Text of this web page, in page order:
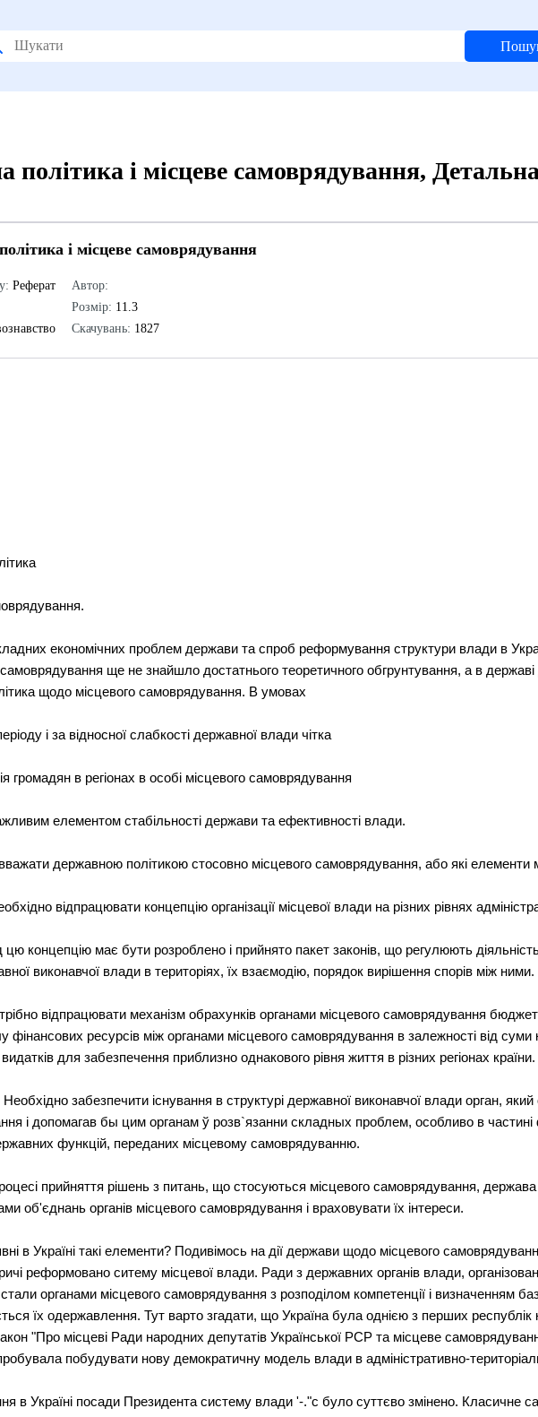
полiтика i мiсцеве самоврядування,
i мiсцеве самоврядування
Реферат
Автор:
Розмір: 11.3
Скачувань: 1827
економiчних проблем держави та спроб реформування структури влади в
ще не знайшло достатнього теоретичного обгрунтування, а в
щодо мiсцевого самоврядування. В умовах
i за вiдносної слабкостi державної влади чiтка
громадян в регiонах в особi мiсцевого самоврядування
елементом стабiльностi держави та ефективностi влади.
державною полiтикою стосовно мiсцевого самоврядування, або якi елементи
вiдпрацювати концепцiю органiзацiї мiсцевої влади на рiзних рiвнях
концепцiю має бути розроблено i прийнято пакет законiв, що регулюють
виконавчої влади в територiях, їх взаємодiю, порядок вирiшення спорiв мiж ними.
вiдпрацювати механiзм обрахункiв органами мiсцевого самоврядування
фiнансових ресурсiв мiж органами мiсцевого самоврядування в залежностi вiд
для забезпечення приблизно однакового рiвня життя в рiзних регiонах країни.
забезпечити iснування в структурi державної виконавчої влади орган,
i допомагав бы цим органам ў розв`язанни складных проблем, особливо в
функцiй, переданих мiсцевому самоврядуванню.
прийняття рiшень з питань, що стосуються мiсцевого самоврядування, держава
об'єднань органiв мiсцевого самоврядування i враховувати їх iнтереси.
в Українi такi елементи? Подивiмось на дiї держави щодо мiсцевого
реформовано ситему мiсцевої влади. Ради з державних органiв влади,
органами мiсцевого самоврядування з розподiлом компетенцiї i визначенням
їх одержавлення. Тут варто згадати, що Україна була однiєю з перших
"Про мiсцевi Ради народних депутатiв Української РСР та мiсцеве
побудувати нову демократичну модель влади в адмiнiстративно-
в Українi посади Президента систему влади '-."c було суттєво змiнено. Класичне